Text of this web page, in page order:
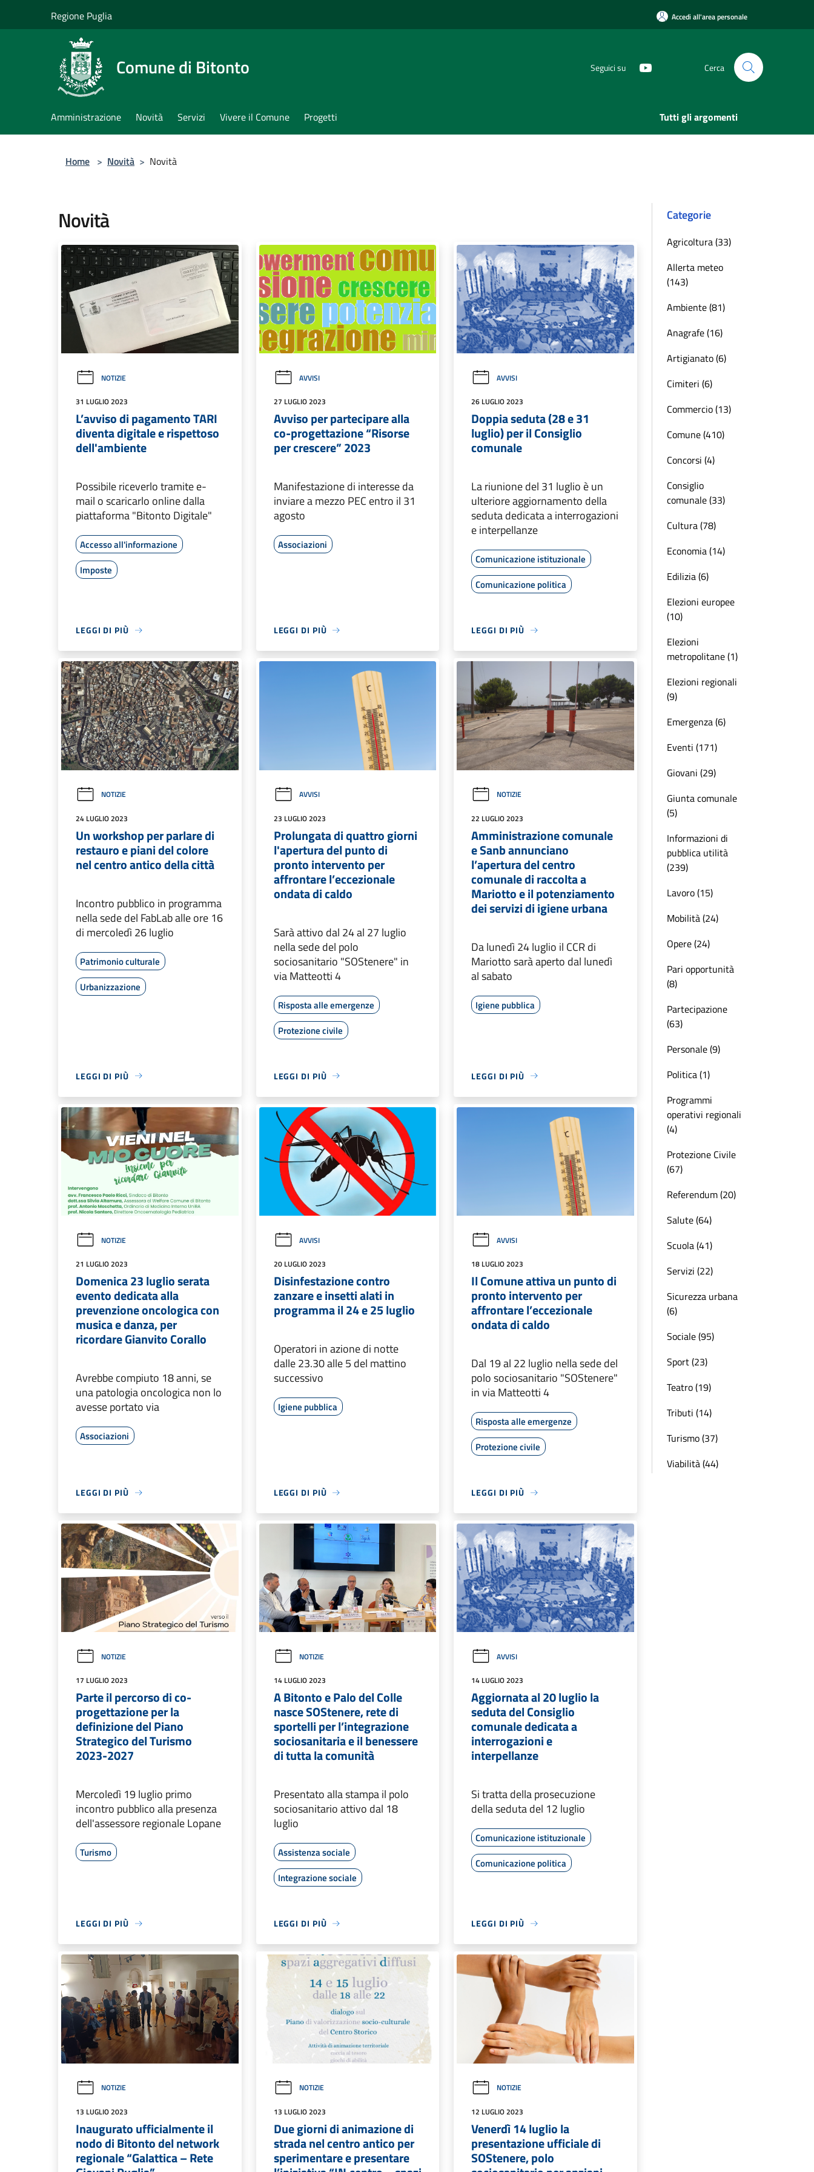
Regione Puglia Accedi all'area personale
Comune di Bitonto Seguici su Cerca
Amministrazione Novità Servizi Vivere il Comune Progetti Tutti gli argomenti
Home > Novità > Novità
Novità
NOTIZIE
31 LUGLIO 2023
L’avviso di pagamento TARI
diventa digitale e rispettoso
dell'ambiente
Possibile riceverlo tramite e-
mail o scaricarlo online dalla
piattaforma "Bitonto Digitale"
Accesso all'informazione
Imposte
LEGGI DI PIÙ
AVVISI
27 LUGLIO 2023
Avviso per partecipare alla
co-progettazione “Risorse
per crescere” 2023
Manifestazione di interesse da
inviare a mezzo PEC entro il 31
agosto
Associazioni
LEGGI DI PIÙ
AVVISI
26 LUGLIO 2023
Doppia seduta (28 e 31
luglio) per il Consiglio
comunale
La riunione del 31 luglio è un
ulteriore aggiornamento della
seduta dedicata a interrogazioni
e interpellanze
Comunicazione istituzionale
Comunicazione politica
LEGGI DI PIÙ
NOTIZIE
24 LUGLIO 2023
Un workshop per parlare di
restauro e piani del colore
nel centro antico della città
Incontro pubblico in programma
nella sede del FabLab alle ore 16
di mercoledì 26 luglio
Patrimonio culturale
Urbanizzazione
LEGGI DI PIÙ
AVVISI
23 LUGLIO 2023
Prolungata di quattro giorni
l'apertura del punto di
pronto intervento per
affrontare l’eccezionale
ondata di caldo
Sarà attivo dal 24 al 27 luglio
nella sede del polo
sociosanitario "SOStenere" in
via Matteotti 4
Risposta alle emergenze
Protezione civile
LEGGI DI PIÙ
NOTIZIE
22 LUGLIO 2023
Amministrazione comunale
e Sanb annunciano
l’apertura del centro
comunale di raccolta a
Mariotto e il potenziamento
dei servizi di igiene urbana
Da lunedì 24 luglio il CCR di
Mariotto sarà aperto dal lunedì
al sabato
Igiene pubblica
LEGGI DI PIÙ
NOTIZIE
21 LUGLIO 2023
Domenica 23 luglio serata
evento dedicata alla
prevenzione oncologica con
musica e danza, per
ricordare Gianvito Corallo
Avrebbe compiuto 18 anni, se
una patologia oncologica non lo
avesse portato via
Associazioni
LEGGI DI PIÙ
AVVISI
20 LUGLIO 2023
Disinfestazione contro
zanzare e insetti alati in
programma il 24 e 25 luglio
Operatori in azione di notte
dalle 23.30 alle 5 del mattino
successivo
Igiene pubblica
LEGGI DI PIÙ
AVVISI
18 LUGLIO 2023
Il Comune attiva un punto di
pronto intervento per
affrontare l’eccezionale
ondata di caldo
Dal 19 al 22 luglio nella sede del
polo sociosanitario "SOStenere"
in via Matteotti 4
Risposta alle emergenze
Protezione civile
LEGGI DI PIÙ
NOTIZIE
17 LUGLIO 2023
Parte il percorso di co-
progettazione per la
definizione del Piano
Strategico del Turismo
2023-2027
Mercoledì 19 luglio primo
incontro pubblico alla presenza
dell'assessore regionale Lopane
Turismo
LEGGI DI PIÙ
NOTIZIE
14 LUGLIO 2023
A Bitonto e Palo del Colle
nasce SOStenere, rete di
sportelli per l’integrazione
sociosanitaria e il benessere
di tutta la comunità
Presentato alla stampa il polo
sociosanitario attivo dal 18
luglio
Assistenza sociale
Integrazione sociale
LEGGI DI PIÙ
AVVISI
14 LUGLIO 2023
Aggiornata al 20 luglio la
seduta del Consiglio
comunale dedicata a
interrogazioni e
interpellanze
Si tratta della prosecuzione
della seduta del 12 luglio
Comunicazione istituzionale
Comunicazione politica
LEGGI DI PIÙ
NOTIZIE
13 LUGLIO 2023
Inaugurato ufficialmente il
nodo di Bitonto del network
regionale “Galattica – Rete
NOTIZIE
13 LUGLIO 2023
Due giorni di animazione di
strada nel centro antico per
sperimentare e presentare
NOTIZIE
12 LUGLIO 2023
Venerdì 14 luglio la
presentazione ufficiale di
SOStenere, polo
Categorie
Agricoltura (33)
Allerta meteo
(143)
Ambiente (81)
Anagrafe (16)
Artigianato (6)
Cimiteri (6)
Commercio (13)
Comune (410)
Concorsi (4)
Consiglio
comunale (33)
Cultura (78)
Economia (14)
Edilizia (6)
Elezioni europee
(10)
Elezioni
metropolitane (1)
Elezioni regionali
(9)
Emergenza (6)
Eventi (171)
Giovani (29)
Giunta comunale
(5)
Informazioni di
pubblica utilità
(239)
Lavoro (15)
Mobilità (24)
Opere (24)
Pari opportunità
(8)
Partecipazione
(63)
Personale (9)
Politica (1)
Programmi
operativi regionali
(4)
Protezione Civile
(67)
Referendum (20)
Salute (64)
Scuola (41)
Servizi (22)
Sicurezza urbana
(6)
Sociale (95)
Sport (23)
Teatro (19)
Tributi (14)
Turismo (37)
Viabilità (44)